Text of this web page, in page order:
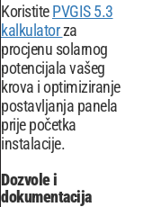
KoristitePVGIS 5.3
kalkulatorza
procjenu solarnog
potencijala vašeg
krova i optimiziranje
postavljanja panela
prije početka
instalacije.
Dozvole i
dokumentacija